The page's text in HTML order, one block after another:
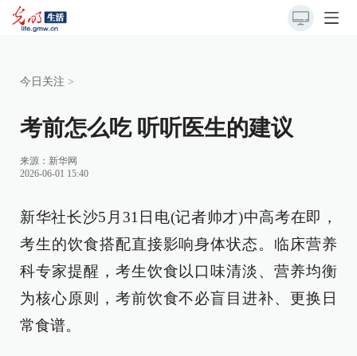
今日关注 >
考前怎么吃 听听医生的建议
来源： 新华网
2026-06-01 15:40
新华社长沙5月31日电(记者帅才)中高考在即，
考生的饮食搭配直接影响身体状态。临床营养
科专家提醒，考生饮食以口味清淡、营养均衡
为核心原则，考前饮食不必盲目进补、更换日
常食谱。